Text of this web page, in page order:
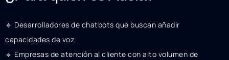
🔹 Desarrolladores de chatbots que buscan añadir
capacidades de voz.
🔹 Empresas de atención al cliente con alto volumen de